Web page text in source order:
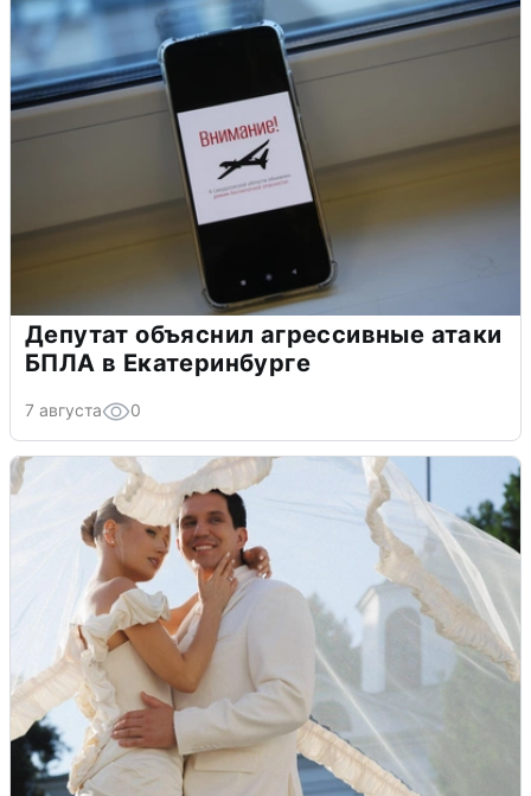
Депутат объяснил агрессивные атаки
БПЛА в Екатеринбурге
7 августа 0